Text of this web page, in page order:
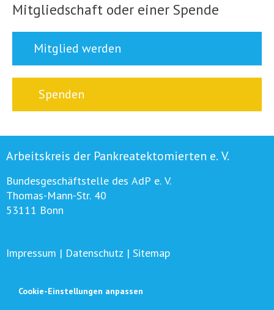
Mitgliedschaft oder einer Spende
Mitglied werden
Spenden
Arbeitskreis der Pankreatektomierten e. V.
Bundesgeschäftstelle des AdP e. V.
Thomas-Mann-Str. 40
53111 Bonn
Impressum | Datenschutz | Sitemap
Cookie-Einstellungen anpassen